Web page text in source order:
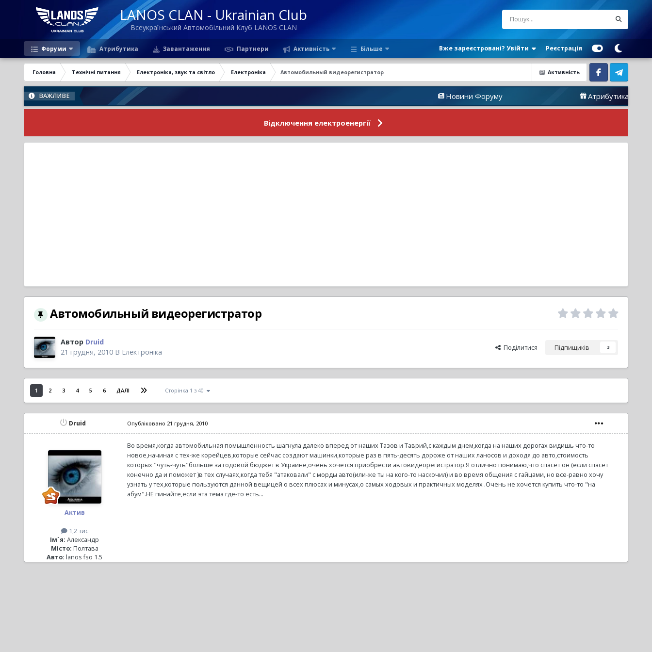
LANOS CLAN - Ukrainian Club
Всеукраїнський Автомобільний Клуб LANOS CLAN
Форуми Атрибутика Завантаження Партнери Активність Більше Вже зареєстровані? Увійти Реєстрація
Активність
Головна Технічні питання Електроніка, звук та світло Електроніка Автомобильный видеорегистратор
Facebook Telegram
ВАЖЛИВЕ Новини Форуму Атрибутика
Відключення електроенергії
Автомобильный видеорегистратор
Автор Druid
21 грудня, 2010В Електроніка Поділитися Підпищиків 3
1 2 3 4 5 6 ДАЛІ Сторінка 1 з 40
Druid
Актив
1,2 тис
Ім`я: Александр
Місто: Полтава
Авто: lanos fso 1.5
Опубліковано 21 грудня, 2010
Во время,когда автомобильная помышленность шагнула далеко вперед от наших Тазов и Таврий,с каждым днем,когда на наших дорогах видишь что-то
новое,начиная с тех-же корейцев,которые сейчас создают машинки,которые раз в пять-десять дороже от наших ланосов и доходя до авто,стоимость
которых "чуть-чуть"больше за годовой бюджет в Украине,очень хочется приобрести автовидеорегистратор.Я отлично понимаю,что спасет он (если спасет
конечно да и поможет )в тех случаях,когда тебя "атаковали" с морды авто(или-же ты на кого-то наскочил) и во время общения с гайцами, но все-равно хочу
узнать у тех,которые пользуются данной вещицей о всех плюсах и минусах,о самых ходовых и практичных моделях .Очень не хочется купить что-то "на
абум".НЕ пинайте,если эта тема где-то есть...